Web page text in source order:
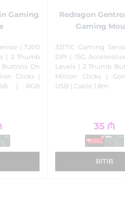
Gaming
| 7200
| 2 Thumb
On
Clicks |
| RGB
Redragon
Gaming
3317IC Gaming
DPI | 15G
Levels | 2 Thumb
Million Clicks |
USB | Cable 1.8m
35 ₼
BITIB